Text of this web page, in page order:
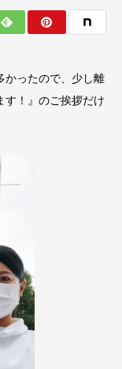
かったので、少し離
す！』のご挨拶だけ